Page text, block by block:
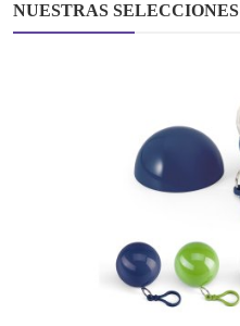
NUESTRAS SELECCIONES